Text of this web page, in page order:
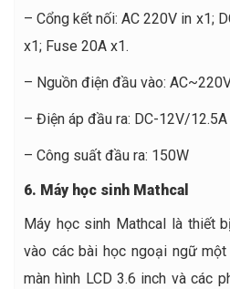
– Cổng kết nối: AC 220V in x1;
x1; Fuse 20A x1.
– Nguồn điện đầu vào:
– Điện áp đầu ra: DC-12V/12.5A
– Công suất đầu ra: 150W
6. Máy học sinh Mathcal
Máy học sinh Mathcal là thiết
vào các bài học ngoại ngữ
màn hình LCD 3.6 inch và các